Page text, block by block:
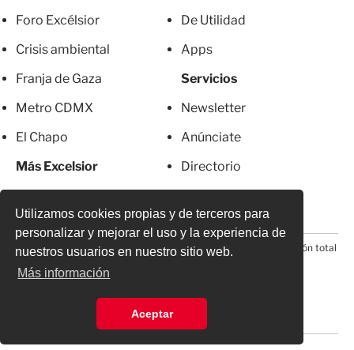
Utilizamos cookies propias y de terceros para
personalizar y mejorar el uso y la experiencia de
nuestros usuarios en nuestro sitio web.
Más información
Aceptar
Foro Excélsior
Crisis ambiental
Franja de Gaza
Metro CDMX
El Chapo
Más Excelsior
De Utilidad
Apps
Servicios
Newsletter
Anúnciate
Directorio
© 2026 Todos los derechos reservados. Prohibida la reproducción total
o parcial, incluyendo cualquier medio electrónico*